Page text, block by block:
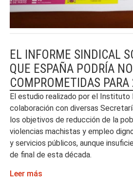
EL INFORME SINDICAL
QUE ESPAÑA PODRÍA
COMPROMETIDAS PARA
El estudio realizado por el Instituto
colaboración con diversas
los objetivos de reducción de la
violencias machistas y empleo
y servicios públicos, aunque
de final de esta década.
Leer más